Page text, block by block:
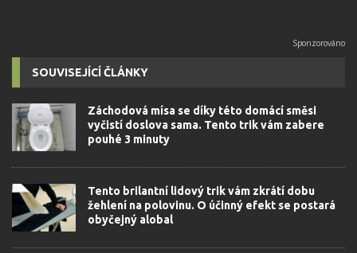
SOUVISEJÍCÍ ČLÁNKY
Záchodová mísa se díky této domácí směsi
vyčistí doslova sama. Tento trik vám zabere
pouhé 3 minuty
Tento brilantní lidový trik vám zkrátí dobu
žehlení na polovinu. O účinný efekt se postará
obyčejný alobal